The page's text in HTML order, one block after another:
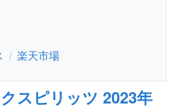
楽天市場
スピリッツ 2023年